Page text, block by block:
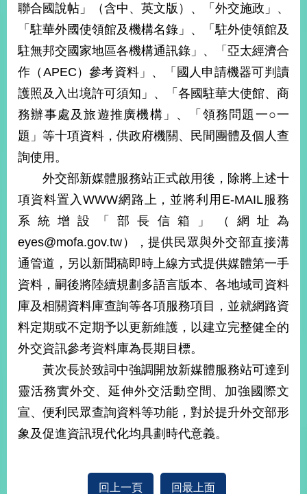
護
照
回
首
頁
網
站
導
覽
關
於
本
部
新
聞
中
心
外
交
資
訊
國
地
區
國
聯合國說帖」（含中、英文版）、「外交施政」、
「駐華外國使領館及機構名錄」、「駐外使領館及
駐無邦交國家地區各機構通訊錄」、「亞太經濟合
作（APEC）參考資料」、「國人申請機器可判讀
護照及入出境許可須知」、「各國駐華大使館、商
務辦事處及旅遊推廣機構」、「領務問題一○一
題」等十項資料，供政府機關、民間團體及個人查
詢使用。
外交部新媒體服務站正式啟用後，除將上述十
項資料置入WWW網路上，並將利用E-MAIL服務
系統增設「部長信箱」（網址為
eyes@mofa.gov.tw），提供民眾與外交部直接溝
通管道，另以新聞稿即時上線方式提供媒體第一手
資料，嗣後將陸續規劃多語言版本、各地域司資料
庫及相關資料庫查詢等各項服務項目，並就網路資
料定期或不定期予以更新維護，以建立完整健全的
外交資訊參考資料庫為長期目標。
黃次長於致詞中強調開放新媒體服務站可達到
靈活務實外交、延伸外交活動空間、加強國際文
宣、便利民眾查詢資料等功能，對於提升外交部形
象及促進資訊現代化均具劃時代意義。
回上一頁 回最上面